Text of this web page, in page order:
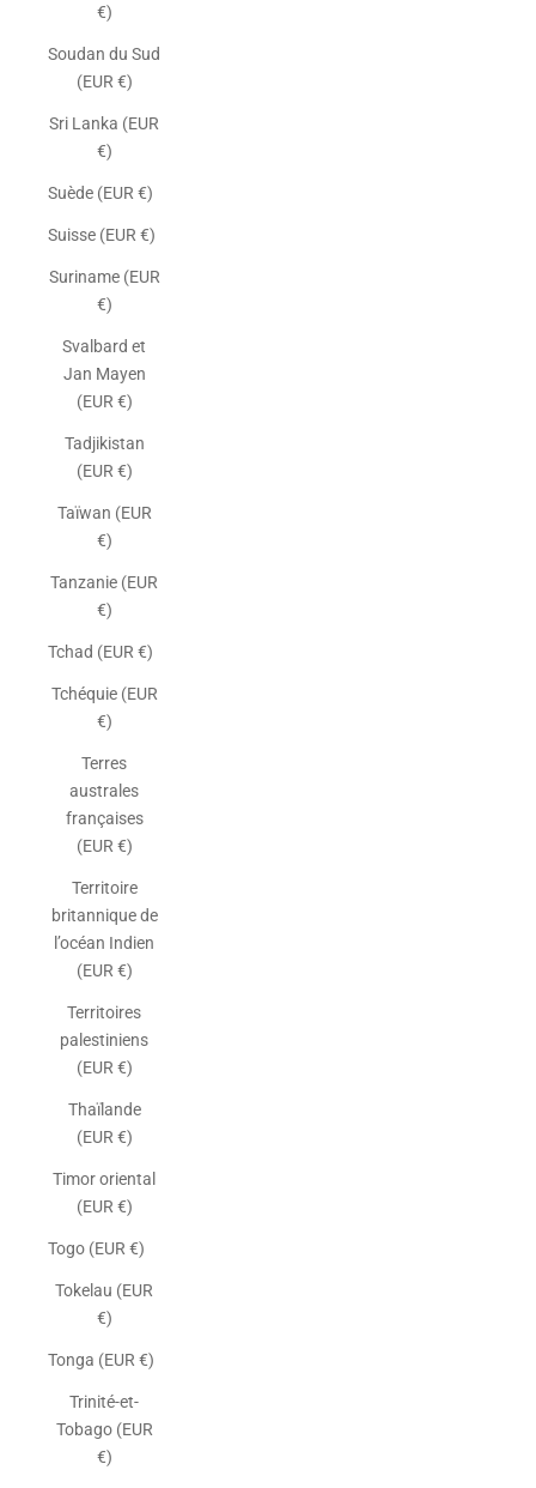
€)
Soudan du Sud
(EUR €)
Sri Lanka (EUR
€)
Suède (EUR €)
Suisse (EUR €)
Suriname (EUR
€)
Svalbard et
Jan Mayen
(EUR €)
Tadjikistan
(EUR €)
Taïwan (EUR
€)
Tanzanie (EUR
€)
Tchad (EUR €)
Tchéquie (EUR
€)
Terres
australes
françaises
(EUR €)
Territoire
britannique de
l’océan Indien
(EUR €)
Territoires
palestiniens
(EUR €)
Thaïlande
(EUR €)
Timor oriental
(EUR €)
Togo (EUR €)
Tokelau (EUR
€)
Tonga (EUR €)
Trinité-et-
Tobago (EUR
€)